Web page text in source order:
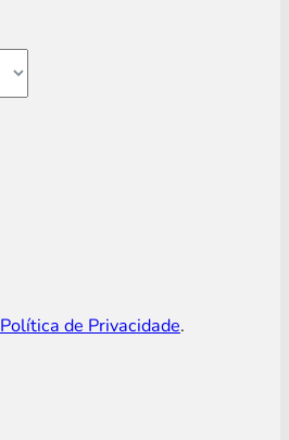
Política de Privacidade.